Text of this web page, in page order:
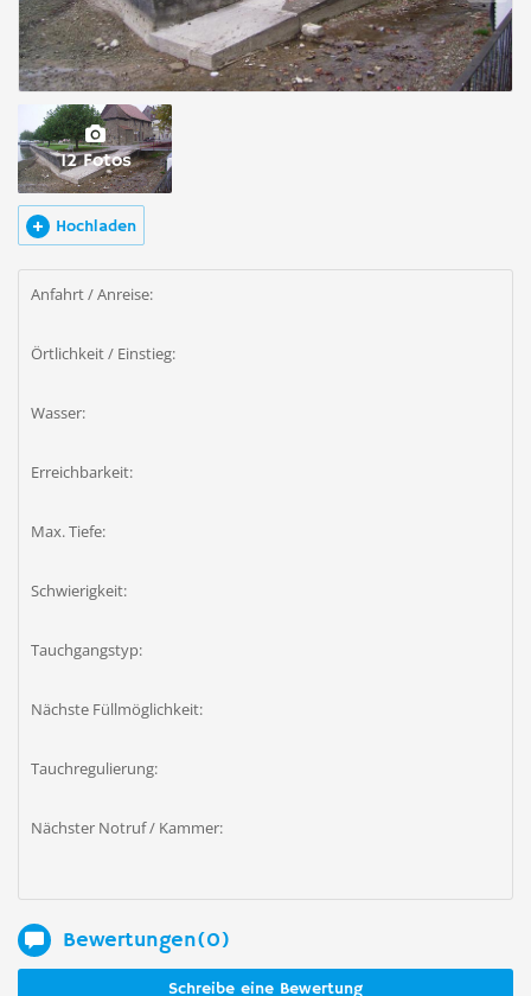
12 Fotos
Hochladen
Anfahrt / Anreise:
Örtlichkeit / Einstieg:
Wasser:
Erreichbarkeit:
Max. Tiefe:
Schwierigkeit:
Tauchgangstyp:
Nächste Füllmöglichkeit:
Tauchregulierung:
Nächster Notruf / Kammer:
Bewertungen(0)
Schreibe eine Bewertung